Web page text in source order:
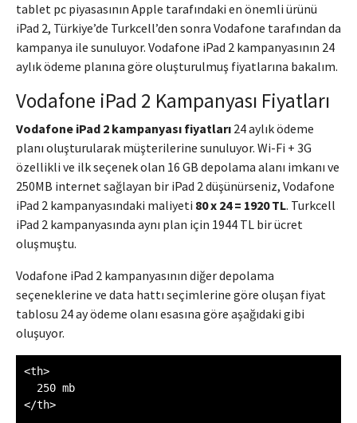
tablet pc piyasasının Apple tarafındaki en önemli ürünü
iPad 2, Türkiye’de Turkcell’den sonra Vodafone tarafından da
kampanya ile sunuluyor. Vodafone iPad 2 kampanyasının 24
aylık ödeme planına göre oluşturulmuş fiyatlarına bakalım.
Vodafone iPad 2 Kampanyası Fiyatları
Vodafone iPad 2 kampanyası fiyatları 24 aylık ödeme
planı oluşturularak müşterilerine sunuluyor. Wi-Fi + 3G
özellikli ve ilk seçenek olan 16 GB depolama alanı imkanı ve
250MB internet sağlayan bir iPad 2 düşünürseniz, Vodafone
iPad 2 kampanyasındaki maliyeti 80 x 24 = 1920 TL. Turkcell
iPad 2 kampanyasında aynı plan için 1944 TL bir ücret
oluşmuştu.
Vodafone iPad 2 kampanyasının diğer depolama
seçeneklerine ve data hattı seçimlerine göre oluşan fiyat
tablosu 24 ay ödeme olanı esasına göre aşağıdaki gibi
oluşuyor.
<th>
  250 mb
</th>